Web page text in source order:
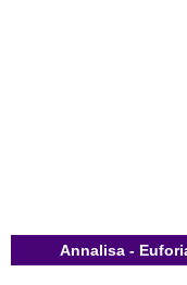
Annalisa -